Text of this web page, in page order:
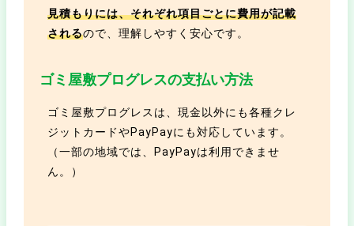
見積もりには、それぞれ項目ごとに費用が記載
されるので、理解しやすく安心です。
ゴミ屋敷プログレスの支払い方法
ゴミ屋敷プログレスは、現金以外にも各種クレ
ジットカードやPayPayにも対応しています。
（一部の地域では、PayPayは利用できませ
ん。）